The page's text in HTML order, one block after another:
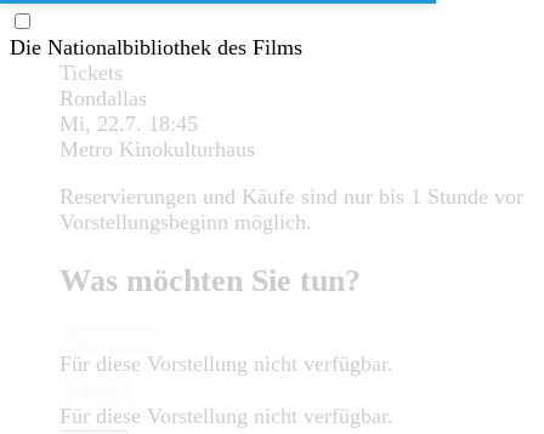
Die Nationalbibliothek des Films
Tickets
Rondallas
Mi, 22.7. 18:45
Metro Kinokulturhaus
Reservierungen und Käufe sind nur bis 1 Stunde vor
Vorstellungsbeginn möglich.
Was möchten Sie tun?
Für diese Vorstellung nicht verfügbar.
Für diese Vorstellung nicht verfügbar.